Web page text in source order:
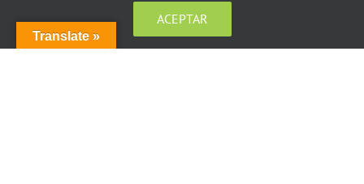
Translate »
ACEPTAR